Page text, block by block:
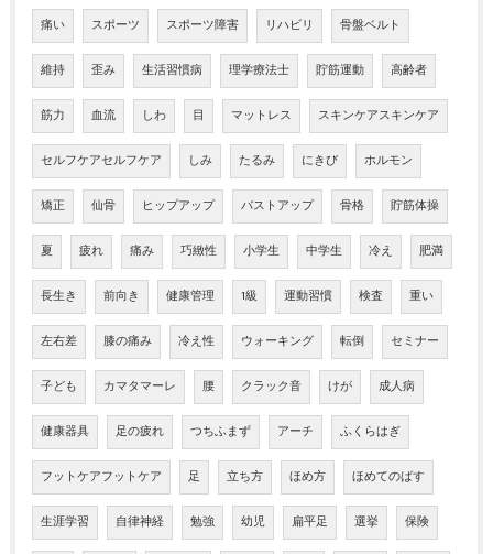
痛い スポーツ スポーツ障害 リハビリ 骨盤ベルト
維持 歪み 生活習慣病 理学療法士 貯筋運動 高齢者
筋力 血流 しわ 目 マットレス スキンケアスキンケア
セルフケアセルフケア しみ たるみ にきび ホルモン
矯正 仙骨 ヒップアップ バストアップ 骨格 貯筋体操
夏 疲れ 痛み 巧緻性 小学生 中学生 冷え 肥満
長生き 前向き 健康管理 1級 運動習慣 検査 重い
左右差 膝の痛み 冷え性 ウォーキング 転倒 セミナー
子ども カマタマーレ 腰 クラック音 けが 成人病
健康器具 足の疲れ つちふまず アーチ ふくらはぎ
フットケアフットケア 足 立ち方 ほめ方 ほめてのばす
生涯学習 自律神経 勉強 幼児 扁平足 選挙 保険